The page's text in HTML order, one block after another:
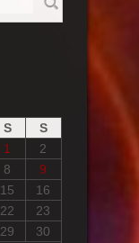
S
S
1
2
8
9
15
16
22
23
29
30